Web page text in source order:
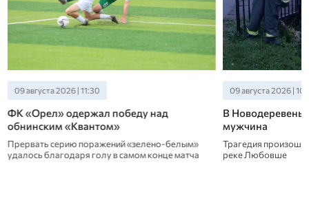
09 августа 2026 | 11:30
ФК «Орел» одержал победу над
обнинским «Квантом»
Прервать серию поражений «зелено-белым»
удалось благодаря голу в самом конце матча
09 августа 2026 |
В
мужчина
Трагедия
реке Любовше